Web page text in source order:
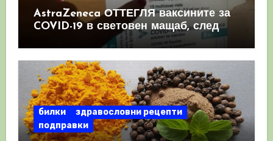
AstraZeneca ОТТЕГЛЯ ваксините за
COVID-19 в световен мащаб, след
като призна, че те причиняват
билки
здравословни рецепти
подправки